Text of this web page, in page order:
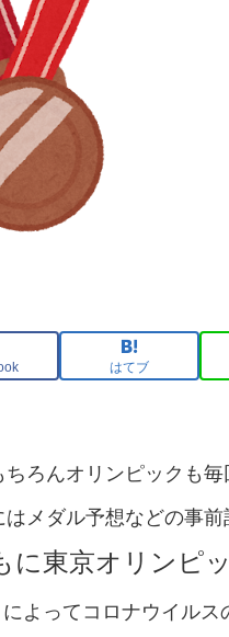
はてブ
ろんオリンピックも
メダル予想などの事
に東京オリンピ
よってコロナウイル